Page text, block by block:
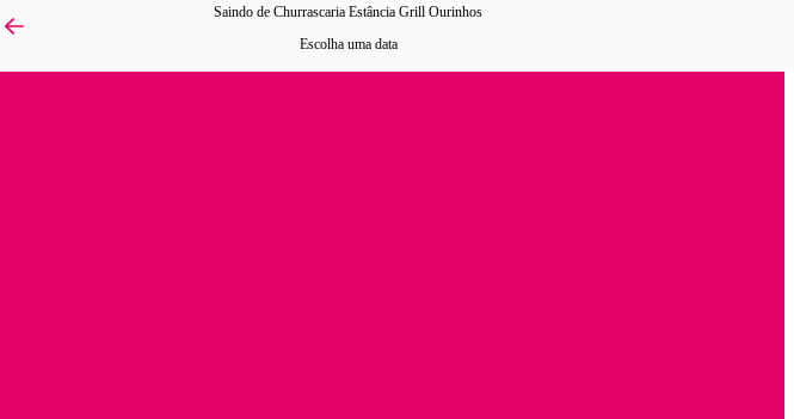
Saindo de Churrascaria Estância Grill Ourinhos
Escolha uma data